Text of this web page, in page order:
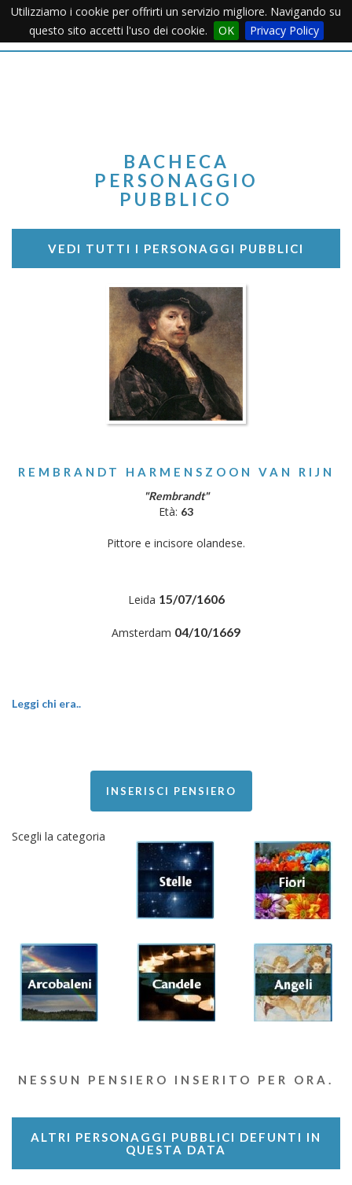
Utilizziamo i cookie per offrirti un servizio migliore. Navigando su
questo sito accetti l'uso dei cookie.
OK Privacy PolicyMenu
BACHECA
PERSONAGGIO
PUBBLICO
VEDI TUTTI I PERSONAGGI PUBBLICI
REMBRANDT HARMENSZOON VAN RIJN
"Rembrandt"
Età: 63
Pittore e incisore olandese.
Leida 15/07/1606
Amsterdam 04/10/1669
Leggi chi era..
INSERISCI PENSIERO
Scegli la categoria
NESSUN PENSIERO INSERITO PER ORA.
ALTRI PERSONAGGI PUBBLICI DEFUNTI IN
QUESTA DATA